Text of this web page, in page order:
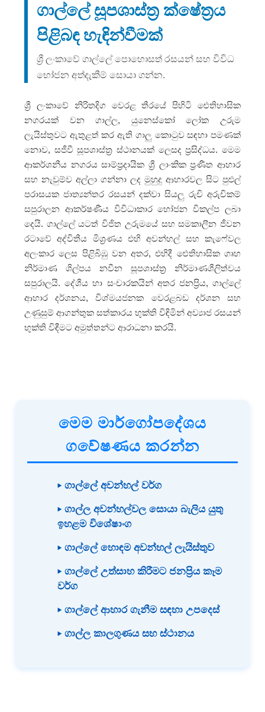
ගාල්ලේ සූපශාස්ත්‍ර ක්ෂේත්‍රය
පිළිබඳ හැඳින්වීමක්
ශ්‍රී ලංකාවේ ගාල්ලේ පොහොසත් රසයන් සහ විවිධ
භෝජන අත්දැකීම් සොයා ගන්න.
ශ්‍රී ලංකාවේ නිරිතදිග වෙරළ තීරයේ පිහිටි ඓතිහාසික
නගරයක් වන ගාල්ල, යුනෙස්කෝ ලෝක උරුම
ලැයිස්තුවට ඇතුළත් කර ඇති ගාලු කොටුව සඳහා පමණක්
නොව, සජීවී සූපශාස්ත්‍ර ස්ථානයක් ලෙසද ප්‍රසිද්ධය. මෙම
ආකර්ශනීය නගරය සාම්ප්‍රදායික ශ්‍රී ලාංකික ප්‍රණීත ආහාර
සහ නැවුම්ව අල්ලා ගන්නා ලද මුහුදු ආහාරවල සිට පුළුල්
පරාසයක ජාත්‍යන්තර රසයන් දක්වා සියලු රුචි අරුචිකම්
සපුරාලන ආකර්ෂණීය විවිධාකාර භෝජන විකල්ප ලබා
දෙයි. ගාල්ලේ යටත් විජිත උරුමයේ සහ සමකාලීන ජීවන
රටාවේ අද්විතීය මිශ්‍රණය එහි අවන්හල් සහ කැෆේවල
අලංකාර ලෙස පිළිබිඹු වන අතර, එහිදී ඓතිහාසික ගෘහ
නිර්මාණ ශිල්පය නවීන සූපශාස්ත්‍ර නිර්මාණශීලිත්වය
සපුරාලයි. දේශීය හා සංචාරකයින් අතර ජනප්‍රිය, ගාල්ලේ
ආහාර දර්ශනය, විශ්මයජනක වෙරළබඩ දර්ශන සහ
උණුසුම් ආගන්තුක සත්කාරය භුක්ති විඳිමින් අව්‍යාජ රසයන්
භුක්ති විඳීමට අමුත්තන්ට ආරාධනා කරයි.
මෙම මාර්ගෝපදේශය
ගවේෂණය කරන්න
▸ ගාල්ලේ අවන්හල් වර්ග
▸ ගාල්ල අවන්හල්වල සොයා බැලිය යුතු
ඉහළම විශේෂාංග
▸ ගාල්ලේ හොඳම අවන්හල් ලැයිස්තුව
▸ ගාල්ලේ උත්සාහ කිරීමට ජනප්‍රිය කෑම
වර්ග
▸ ගාල්ලේ ආහාර ගැනීම සඳහා උපදෙස්
▸ ගාල්ල කාලගුණය සහ ස්ථානය